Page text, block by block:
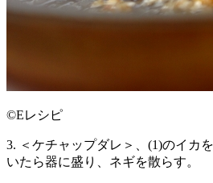
©Eレシピ
3. ＜ケチャップダレ＞、(1)のイカ
いたら器に盛り、ネギを散らす。